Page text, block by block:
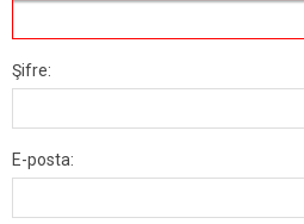
Şifre:
E-posta: